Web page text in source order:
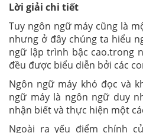
Lời giải chi tiết
Tuy ngôn ngữ máy cũng là
nhưng ở đây chúng ta hiểu
ngữ lập trình bậc cao.trong
đều được biểu diễn bởi các
Ngôn ngữ máy khó đọc và
ngữ máy là ngôn ngữ duy
nhận biết và thực hiện một
Ngoài ra yếu điểm chính